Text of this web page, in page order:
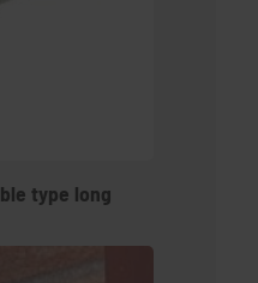
type long